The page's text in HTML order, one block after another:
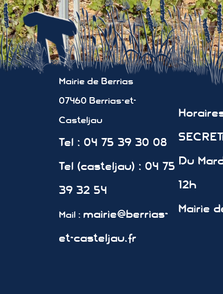
Mairie de Berrias
07460 Berrias-et-
Casteljau
Tel : 04 75 39 30 08
Tel (casteljau) : 04 75
39 32 54
Mail :mairie@berrias-
et-casteljau.fr
Du
12h
Mairie